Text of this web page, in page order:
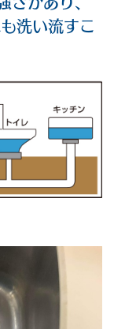
洗い流すこ